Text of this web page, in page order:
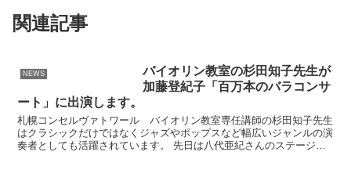
関連記事
NEWS
バイオリン教室の杉田知子先生が
加藤登紀子「百万本のバラコンサ
ート」に出演します。
札幌コンセルヴァトワール バイオリン教室専任講師の杉田知子先生
はクラシックだけではなくジャズやポップスなど幅広いジャンルの演
奏者としても活躍されています。 先日は八代亜紀さんのステージで